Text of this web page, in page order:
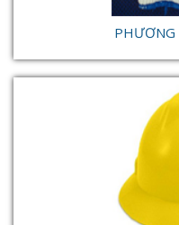
PHƯƠNG